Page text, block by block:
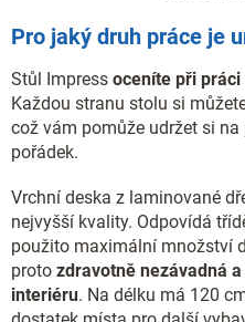
Pro jaký druh práce je
Stůl Impress oceníte při
Každou stranu stolu si
což vám pomůže udržet si
pořádek.
Vrchní deska z laminované
nejvyšší kvality. Odpovídá
použito maximální množství
proto zdravotně nezávadná
interiéru. Na délku má 120